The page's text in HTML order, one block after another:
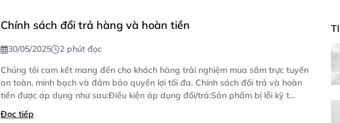
Chính sách đổi trả hàng và hoàn tiền
30/05/2025
2 phút đọc
Chúng tôi cam kết mang đến cho khách hàng trải nghiệm mua sắm trực tuyến
an toàn, minh bạch và đảm bảo quyền lợi tối đa. Chính sách đổi trả và hoàn
tiền được áp dụng như sau:Điều kiện áp dụng đổi/trả:Sản phẩm bị lỗi kỹ t...
Đọc tiếp